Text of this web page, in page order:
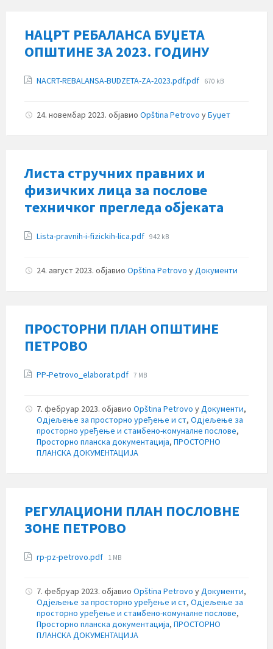
НАЦРТ РЕБАЛАНСА БУЏЕТА
ОПШТИНЕ ЗА 2023. ГОДИНУ
Прилози
NACRT-REBALANSA-BUDZETA-ZA-2023.pdf.pdf File
670 kB
24. новембар 2023. објавио Opština Petrovo уБуџет
Листа стручних правних и
физичких лица за послове
техничког прегледа објеката
Прилози
Lista-pravnih-i-fizickih-lica.pdf File
942 kB
24. август 2023. објавио Opština Petrovo уДокументи
ПРОСТОРНИ ПЛАН ОПШТИНЕ
ПЕТРОВО
Прилози
PP-Petrovo_elaborat.pdf File
7 MB
7. фебруар 2023. објавио Opština Petrovo уДокументи,
Одјељење за просторно уређење и ст, Одјељење за
просторно уређење и стамбено-комуналне послове,
Просторно планска документација, ПРОСТОРНО
ПЛАНСКА ДОКУМЕНТАЦИЈА
РЕГУЛАЦИОНИ ПЛАН ПОСЛОВНЕ
ЗОНЕ ПЕТРОВО
Прилози
rp-pz-petrovo.pdf File
1 MB
7. фебруар 2023. објавио Opština Petrovo уДокументи,
Одјељење за просторно уређење и ст, Одјељење за
просторно уређење и стамбено-комуналне послове,
Просторно планска документација, ПРОСТОРНО
ПЛАНСКА ДОКУМЕНТАЦИЈА